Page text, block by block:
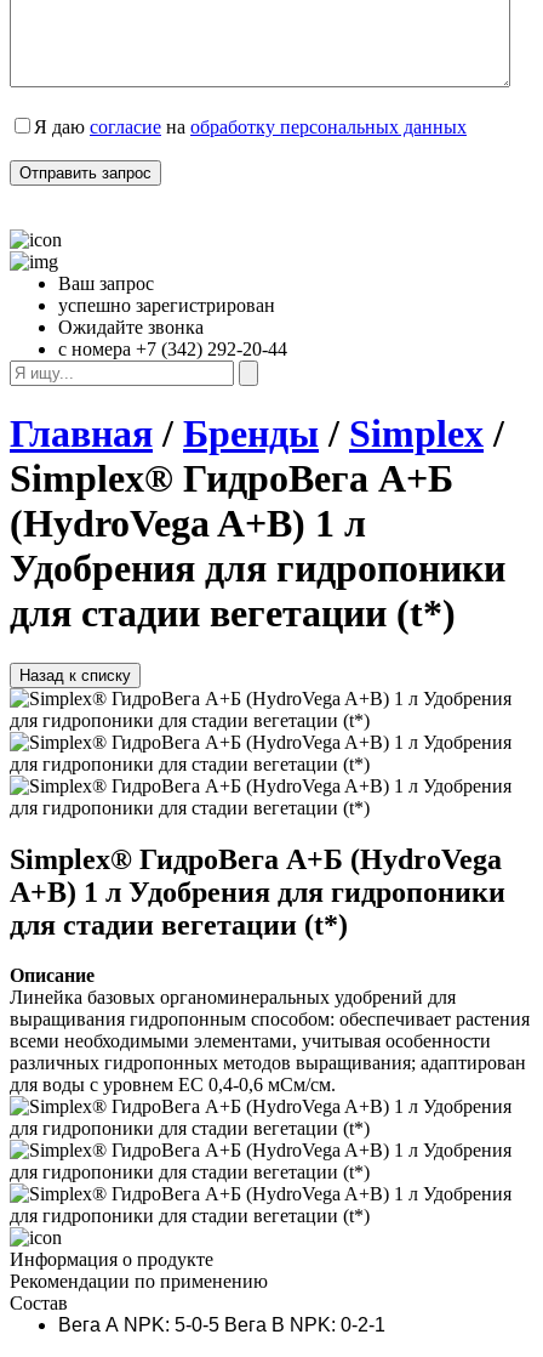
Я даю согласие на обработку персональных данных
Ваш запрос
успешно зарегистрирован
Ожидайте звонка
с номера +7 (342) 292-20-44
Главная/ Бренды/ Simplex/
Simplex® ГидроВега А+Б
(HydroVega A+B) 1 л
Удобрения для гидропоники
для стадии вегетации (t*)
Назад к списку
Simplex® ГидроВега А+Б (HydroVega
A+B) 1 л Удобрения для гидропоники
для стадии вегетации (t*)
Описание
Линейка базовых органоминеральных удобрений для
выращивания гидропонным способом: обеспечивает растения
всеми необходимыми элементами, учитывая особенности
различных гидропонных методов выращивания; адаптирован
для воды с уровнем ЕС 0,4-0,6 мСм/см.
Информация о продукте
Рекомендации по применению
Состав
Вега А NPK: 5-0-5 Вега В NPK: 0-2-1